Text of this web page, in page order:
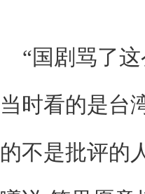
“国剧骂了
当时看的是台
的不是批评的